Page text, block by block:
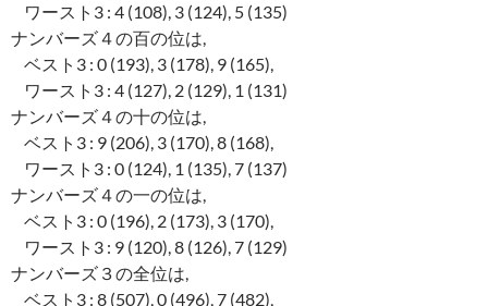
ワースト3 : 4 (108), 3 (124), 5 (135)
ナンバーズ４の百の位は,
ベスト3 : 0 (193), 3 (178), 9 (165),
ワースト3 : 4 (127), 2 (129), 1 (131)
ナンバーズ４の十の位は,
ベスト3 : 9 (206), 3 (170), 8 (168),
ワースト3 : 0 (124), 1 (135), 7 (137)
ナンバーズ４の一の位は,
ベスト3 : 0 (196), 2 (173), 3 (170),
ワースト3 : 9 (120), 8 (126), 7 (129)
ナンバーズ３の全位は,
ベスト3 : 8 (507), 0 (496), 7 (482),